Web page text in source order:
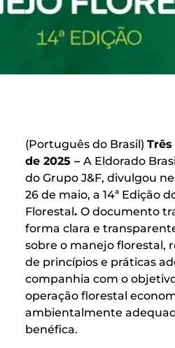
(Português do Brasil)
de 2025 – A Eldorado
do Grupo J&F, divulgou
26 de maio, a 14ª Edição
Florestal. O documento
forma clara e
sobre o manejo florestal,
de princípios e práticas
companhia com o
operação florestal
ambientalmente
benéfica.